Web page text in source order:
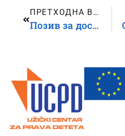
ПРЕТХОДНА ВЕСТ
Позив за достављање предлога пројеката – Донације за акционе пројекте у области права детета